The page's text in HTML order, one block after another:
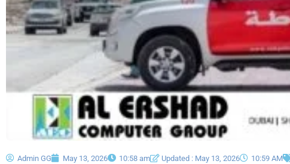
Admin GG May 13, 2026 10:58 am Updated : May 13, 2026 10:59 AM